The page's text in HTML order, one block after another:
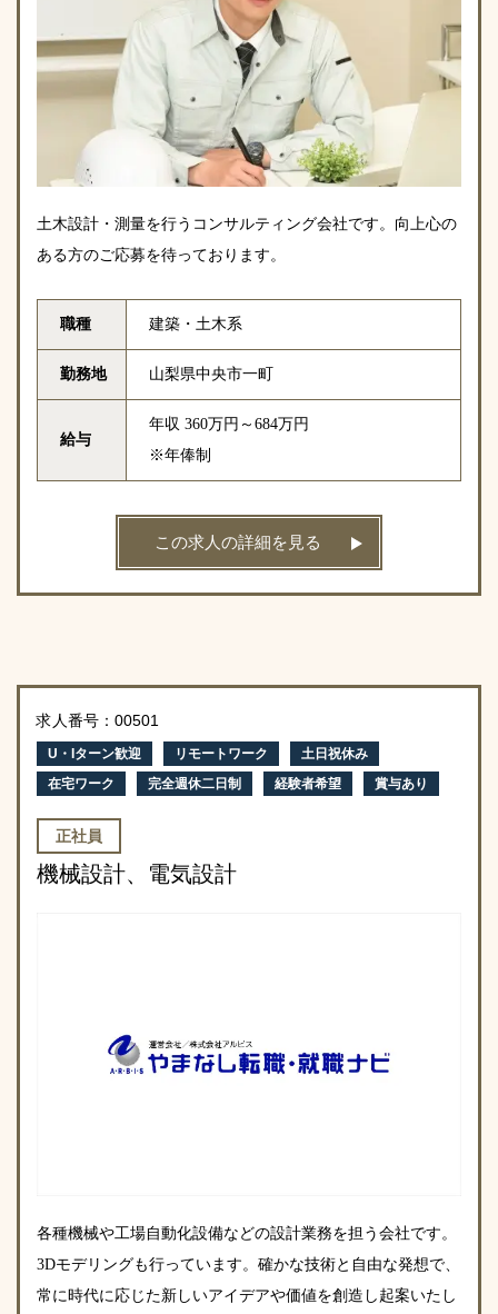
土木設計・測量を行うコンサルティング会社です。向上心の
ある方のご応募を待っております。
職種 建築・土木系
勤務地 山梨県中央市一町
給与
年収 360万円～684万円
※年俸制
この求人の詳細を見る
求人番号：00501
U・Iターン歓迎 リモートワーク
土日祝休み
在宅ワーク
完全週休二日制 経験者希望 賞与あり
正社員
機械設計、電気設計
各種機械や工場自動化設備などの設計業務を担う会社です。
3Dモデリングも行っています。確かな技術と自由な発想で、
常に時代に応じた新しいアイデアや価値を創造し起案いたし